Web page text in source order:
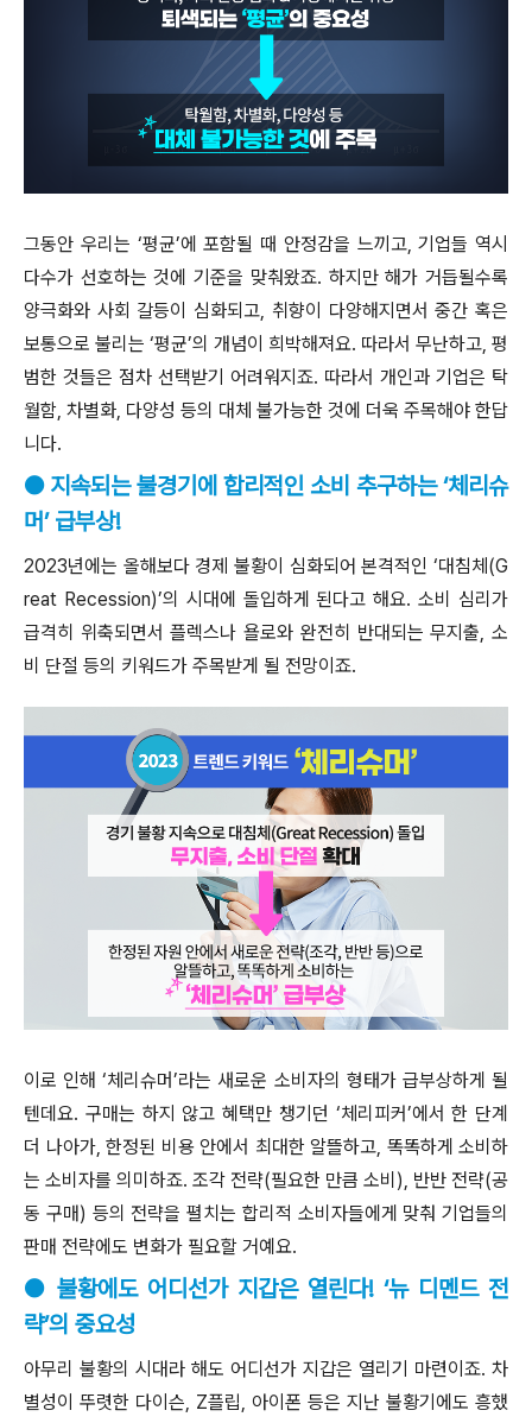
그동안 우리는 ‘평균’에 포함될 때 안정감을 느끼고, 기업들 역시
다수가 선호하는 것에 기준을 맞춰왔죠. 하지만 해가 거듭될수록
양극화와 사회 갈등이 심화되고, 취향이 다양해지면서 중간 혹은
보통으로 불리는 ‘평균’의 개념이 희박해져요. 따라서 무난하고, 평
범한 것들은 점차 선택받기 어려워지죠. 따라서 개인과 기업은 탁
월함, 차별화, 다양성 등의 대체 불가능한 것에 더욱 주목해야 한답
니다.
● 지속되는 불경기에 합리적인 소비 추구하는 ‘체리슈
머’ 급부상!
2023년에는 올해보다 경제 불황이 심화되어 본격적인 ‘대침체(G
reat Recession)’의 시대에 돌입하게 된다고 해요. 소비 심리가
급격히 위축되면서 플렉스나 욜로와 완전히 반대되는 무지출, 소
비 단절 등의 키워드가 주목받게 될 전망이죠.
이로 인해 ‘체리슈머’라는 새로운 소비자의 형태가 급부상하게 될
텐데요. 구매는 하지 않고 혜택만 챙기던 ‘체리피커’에서 한 단계
더 나아가, 한정된 비용 안에서 최대한 알뜰하고, 똑똑하게 소비하
는 소비자를 의미하죠. 조각 전략(필요한 만큼 소비), 반반 전략(공
동 구매) 등의 전략을 펼치는 합리적 소비자들에게 맞춰 기업들의
판매 전략에도 변화가 필요할 거예요.
● 불황에도 어디선가 지갑은 열린다! ‘뉴 디멘드 전
략’의 중요성
아무리 불황의 시대라 해도 어디선가 지갑은 열리기 마련이죠. 차
별성이 뚜렷한 다이슨, Z플립, 아이폰 등은 지난 불황기에도 흥했